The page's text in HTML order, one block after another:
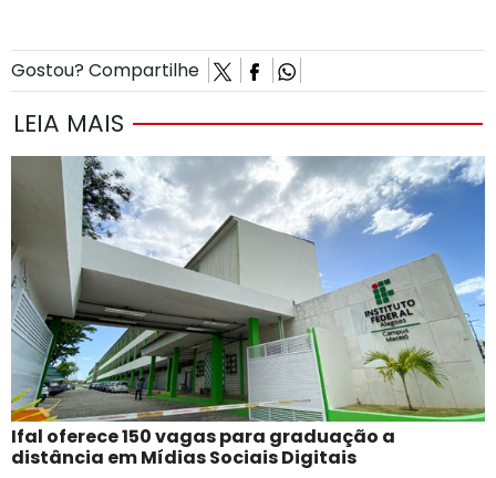
Gostou? Compartilhe
LEIA MAIS
Ifal oferece 150 vagas para graduação a
distância em Mídias Sociais Digitais